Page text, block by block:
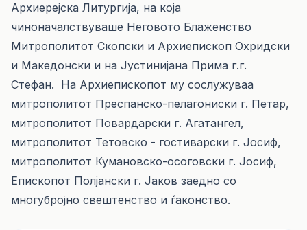
Архиерејска Литургија, на која
чиноначалствуваше Неговото Блаженство
Митрополитот Скопски и Архиепископ Охридски
и Македонски и на Јустинијана Прима г.г.
Стефан. На Архиепископот му сослужуваа
митрополитот Преспанско-пелагониски г. Петар,
митрополитот Повардарски г. Агатангел,
митрополитот Тетовско - гостиварски г. Јосиф,
митрополитот Кумановско-осоговски г. Јосиф,
Епископот Полјански г. Јаков заедно со
многубројно свештенство и ѓаконство.